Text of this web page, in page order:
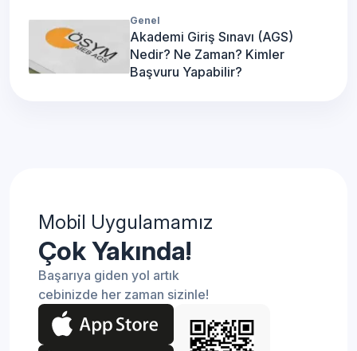
Genel
Akademi Giriş Sınavı (AGS)
Nedir? Ne Zaman? Kimler
Başvuru Yapabilir?
Mobil Uygulamamız
Çok Yakında!
Başarıya giden yol artık
cebinizde her zaman sizinle!